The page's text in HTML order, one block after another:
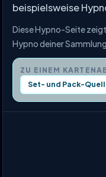
beispielsweise
Diese Hypno-Seite
Hypno deiner
ZU EINEM
Set- und Pack-